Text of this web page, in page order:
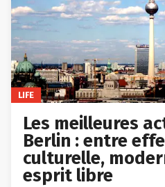
LIFE
Les meilleures
Berlin : entre
culturelle,
esprit libre